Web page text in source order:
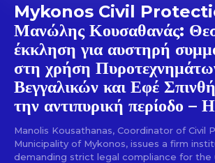
Mykonos Civil
Μανώλης Κουσαθανάς:
έκκληση για αυστηρή
στη χρήση
Βεγγαλικών και Εφέ
την αντιπυρική περίοδο –
Manolis Kousathanas, Coordinator of Civil
Municipality of Mykonos, issues a firm
demanding strict legal compliance for the